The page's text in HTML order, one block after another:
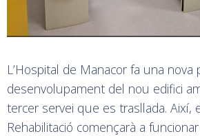
L’Hospital de Manacor fa una nova
desenvolupament del nou edifici
tercer servei que es trasllada. Així,
Rehabilitació començarà a